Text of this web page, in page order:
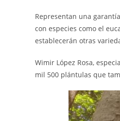
Representan una
con especies como el
establecerán otras
Wimir López Rosa,
mil 500 plántulas que